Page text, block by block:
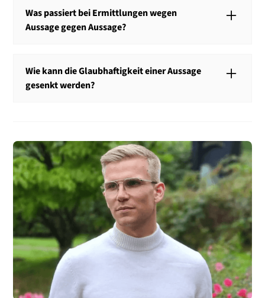
verhindert werden, indem im Rahmen der
Verteidigung erhebliche Zweifel an der Richtigkeit der
Aussage des Opfers hervorgerufen werden.
Was passiert bei Ermittlungen wegen
Aussage gegen Aussage?
vorliegt, versucht die Polizei zu ermitteln, was
wirklich vorgefallen ist und weitere Beweismittel zu
finden.
Wie kann die Glaubhaftigkeit einer Aussage
gesenkt werden?
ist) oder die Person psychisch krank ist, sodass das
Risiko besteht, dass die Aussage ausgedacht ist.